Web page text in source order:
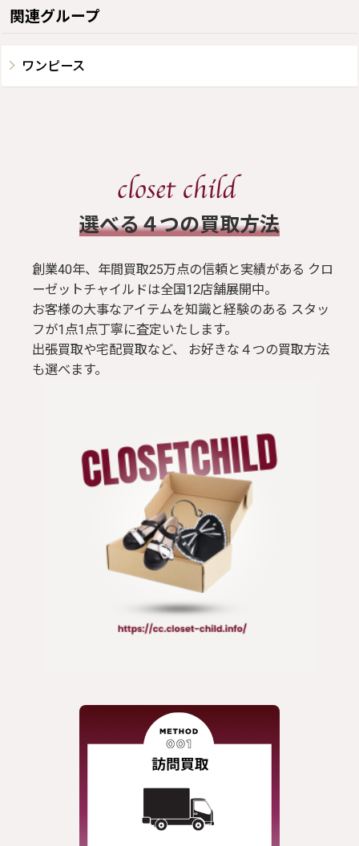
関連グループ
ワンピース
​選べる４つの買取方法
創業40年、年間買取25万点の信頼と実績がある クロ
ーゼットチャイルドは全国12店舗展開中。
お客様の大事なアイテムを知識と経験のある スタッ
フが1点1点丁寧に査定いたします。
出張買取や宅配買取など、 お好きな４つの買取方法
も選べます。